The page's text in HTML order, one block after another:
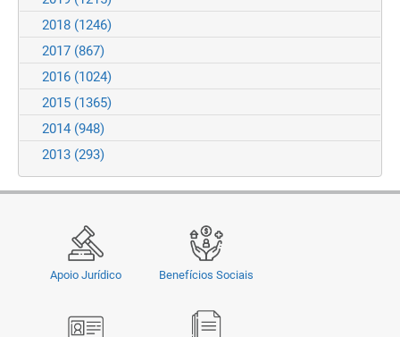
2018 (1246)
2017 (867)
2016 (1024)
2015 (1365)
2014 (948)
2013 (293)
Apoio Jurídico Benefícios Sociais